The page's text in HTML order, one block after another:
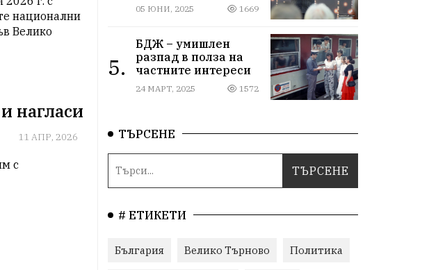
национални
Велико
нагласи
11 АПР, 2026
с
05 ЮНИ, 2025 1669
5.
БДЖ – умишлен
разпад в полза на
частните интереси
24 МАРТ, 2025 1572
ТЪРСЕНЕ
# ЕТИКЕТИ
България Велико Търново Политика